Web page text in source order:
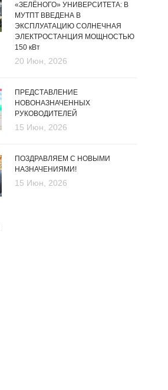
«ЗЕЛЁНОГО» УНИВЕРСИТЕТА: В
МУТПТ ВВЕДЕНА В
ЭКСПЛУАТАЦИЮ СОЛНЕЧНАЯ
ЭЛЕКТРОСТАНЦИЯ МОЩНОСТЬЮ
150 кВт
20 Июн, 2026
ПРЕДСТАВЛЕНИЕ
НОВОНАЗНАЧЕННЫХ
РУКОВОДИТЕЛЕЙ
15 Июн, 2026
ПОЗДРАВЛЯЕМ С НОВЫМИ
НАЗНАЧЕНИЯМИ!
15 Июн, 2026